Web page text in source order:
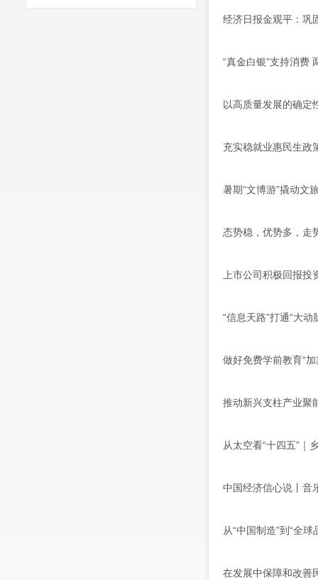
经济日报金观平：巩
“真金白银”支持消费
以高质量发展的确
充实稳就业惠民生政
暑期“文博游”撬动文
态势稳，优势多，
上市公司积极回报投
“信息天路”打通“大
做好免费学前教育“加
推动新兴支柱产业聚
从太空看“十四五”｜
中国经济信心说丨音
从“中国制造”到“全
在发展中保障和改善